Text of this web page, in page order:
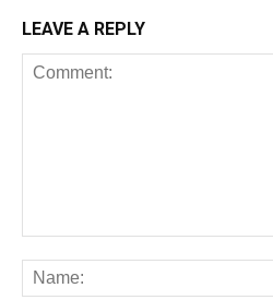
LEAVE A REPLY